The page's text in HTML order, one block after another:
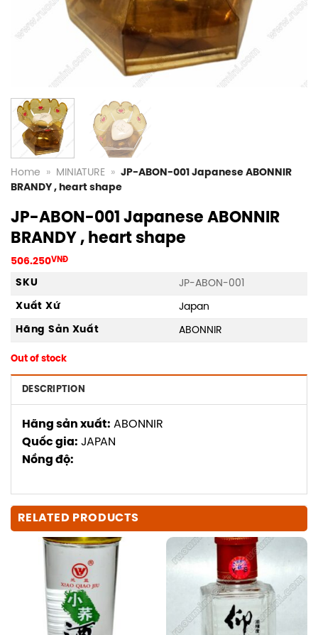
Home » MINIATURE » JP-ABON-001 Japanese ABONNIR
BRANDY , heart shape
JP-ABON-001 Japanese ABONNIR
BRANDY , heart shape
506.250VNĐ
SKU
JP-ABON-001
Xuất Xứ
Japan
Hãng Sản Xuất
ABONNIR
Out of stock
DESCRIPTION
Hãng sản xuất: ABONNIR
Quốc gia: JAPAN
Nồng độ:
RELATED PRODUCTS